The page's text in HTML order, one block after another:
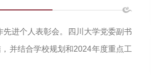
进个人表彰会。四川大学党委副书
并结合学校规划和2024年度重点工